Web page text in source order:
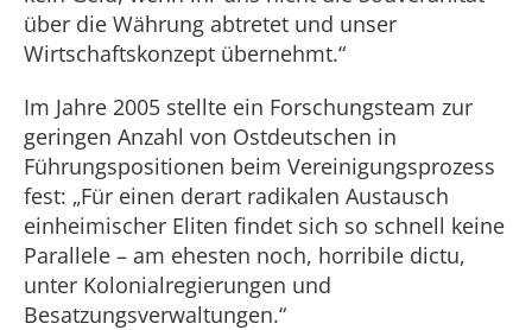
über die Währung abtretet und unser
Wirtschaftskonzept übernehmt.“
Im Jahre 2005 stellte ein Forschungsteam zur
geringen Anzahl von Ostdeutschen in
Führungspositionen beim Vereinigungsprozess
fest: „Für einen derart radikalen Austausch
einheimischer Eliten findet sich so schnell keine
Parallele – am ehesten noch, horribile dictu,
unter Kolonialregierungen und
Besatzungsverwaltungen.“